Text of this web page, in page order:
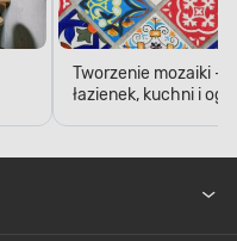
Tworzenie mozaiki -
łazienek, kuchni i